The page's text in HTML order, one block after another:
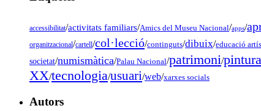
accessibilitat/activitats familiars/Amics del Museu Nacional/apps/
organitzacional/cartell/col·lecció/continguts/dibuix/educació
societat/numismàtica/Palau Nacional/patrimoni/pintura
XX/tecnologia/usuari/web/xarxes socials
Autors